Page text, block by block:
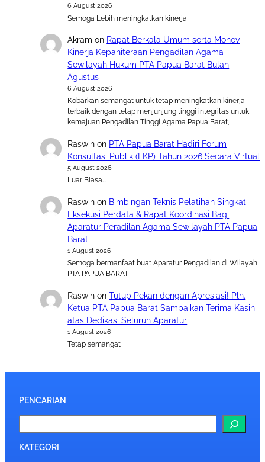
6 August 2026
Semoga Lebih meningkatkan kinerja
Akram on Rapat Berkala Umum serta Monev
Kinerja Kepaniteraan Pengadilan Agama
Sewilayah Hukum PTA Papua Barat Bulan
Agustus
6 August 2026
Kobarkan semangat untuk tetap meningkatkan kinerja
terbaik dengan tetap menjunjung tinggi integritas untuk
kemajuan Pengadilan Tinggi Agama Papua Barat,
Raswin on PTA Papua Barat Hadiri Forum
Konsultasi Publik (FKP) Tahun 2026 Secara Virtual
5 August 2026
Luar Biasa….
Raswin on Bimbingan Teknis Pelatihan Singkat
Eksekusi Perdata & Rapat Koordinasi Bagi
Aparatur Peradilan Agama Sewilayah PTA Papua
Barat
1 August 2026
Semoga bermanfaat buat Aparatur Pengadilan di Wilayah
PTA PAPUA BARAT
Raswin onTutup Pekan dengan Apresiasi! Plh.
Ketua PTA Papua Barat Sampaikan Terima Kasih
atas Dedikasi Seluruh Aparatur
1 August 2026
Tetap semangat
PENCARIAN
e
aKATEGORI